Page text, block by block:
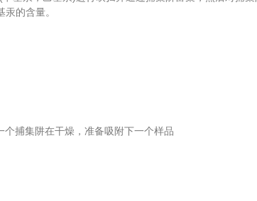
的含量。
捕集阱在干燥，准备吸附下一个样品